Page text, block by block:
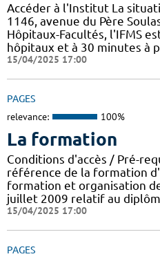
Accéder à l'Institut La
1146, avenue du Père
Hôpitaux-Facultés, l'IFMS
hôpitaux et à 30 minutes à
15/04/2025 17:00
PAGES
relevance: 100%
La formation
Conditions d'accès / Pré-
référence de la formation
formation et organisation
juillet 2009 relatif au
15/04/2025 17:00
PAGES